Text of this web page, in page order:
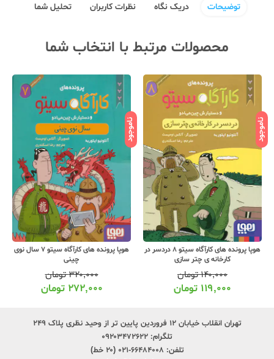
توضیحات دریک نگاه نظرات کاربران تحلیل شما
محصولات مرتبط با انتخاب شما
ناموجود
هوپا پرونده های کارآگاه سیتو 8 دردسر در
کارخانه ی چتر سازی
۱۴۰,۰۰۰تومان
۱۱۹,۰۰۰ تومان
ناموجود
هوپا پرونده های کارآگاه سیتو 7 سال نوی
چینی
۳۲۰,۰۰۰تومان
۲۷۲,۰۰۰ تومان
تهران انقلاب خیابان ۱۲ فروردین پایین تر از وحید نظری پلاک ۲۴۹
تلگرام: ۰۹۲۰۳۴۷۲۶۲۲
تلفن: ۶۶۴۸۴۰۰۸-۰۲۱ (۲۰ خط)